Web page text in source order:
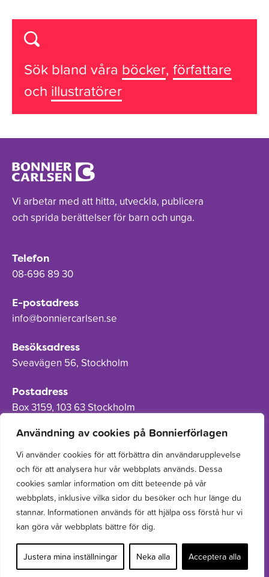
Användning av cookies på Bonnierförlagen
Vi använder cookies för att förbättra din användarupplevelse
och för att analysera hur vår webbplats används. Dessa
cookies samlar information om ditt beteende på vår
webbplats, inklusive vilka sidor du besöker och hur länge du
stannar. Informationen används för att hjälpa oss förstå hur vi
kan göra vår webbplats bättre för dig.
Justera mina inställningar Neka alla Acceptera alla
Sök bland våra böcker, författare
och illustratörer
Vi arbetar med att hitta, utveckla, publicera
och sprida berättelser för barn och unga.
Telefon
08-696 89 30
E-postadress
info@bonniercarlsen.se
Besöksadress
Sveavägen 56, Stockholm
Postadress
Box 3159, 103 63 Stockholm
Om Bonnierförlagen
Cookies
Integritetspolicy